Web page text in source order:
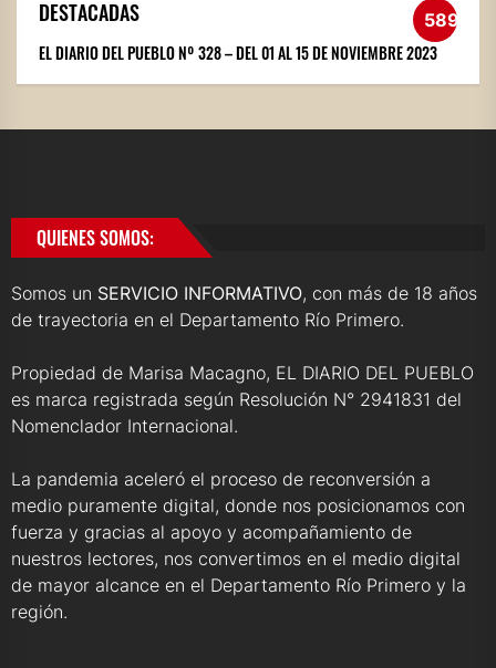
DESTACADAS 589
EL DIARIO DEL PUEBLO Nº 328 – DEL 01 AL 15 DE NOVIEMBRE 2023
QUIENES SOMOS:
Somos un SERVICIO INFORMATIVO, con más de 18 años
de trayectoria en el Departamento Río Primero.
Propiedad de Marisa Macagno, EL DIARIO DEL PUEBLO
es marca registrada según Resolución N° 2941831 del
Nomenclador Internacional.
La pandemia aceleró el proceso de reconversión a
medio puramente digital, donde nos posicionamos con
fuerza y gracias al apoyo y acompañamiento de
nuestros lectores, nos convertimos en el medio digital
de mayor alcance en el Departamento Río Primero y la
región.